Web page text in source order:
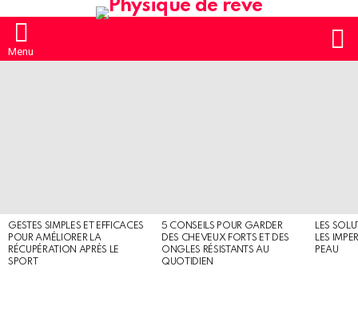
Menu
GESTES SIMPLES ET EFFICACES
POUR AMÉLIORER LA
RÉCUPÉRATION APRÈS LE
SPORT
5 CONSEILS POUR GARDER
DES CHEVEUX FORTS ET DES
ONGLES RÉSISTANTS AU
QUOTIDIEN
LES
LES
PEAU